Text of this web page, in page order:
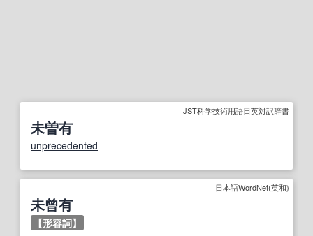
JST科学技術用語日英対訳辞書
未曽有
unprecedented
日本語WordNet(英和)
未曾有
【形容詞】